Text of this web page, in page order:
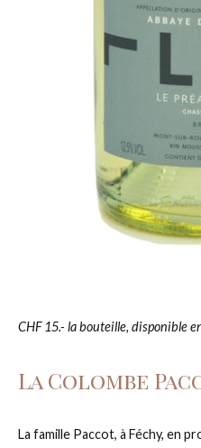
CHF 15.- la bouteille, disponible
La Colombe
La famille Paccot, à Féchy, en